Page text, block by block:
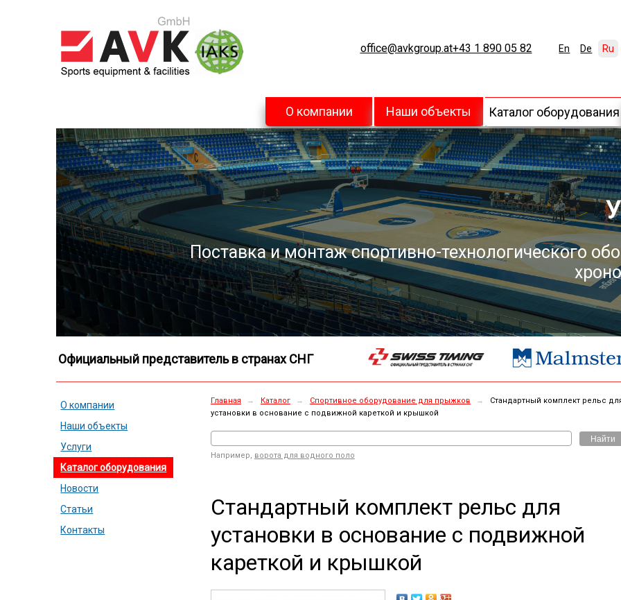
office@avkgroup.at+43 1 890 05 82 En De Ru
О компании Наши объекты Каталог оборудования
Поставка и монтаж спортивно-технологического
Официальный представитель в странах СНГ
О компании
Наши объекты
Услуги
Каталог оборудования
Новости
Статьи
Контакты
Главная → Каталог → Спортивное оборудование для прыжков →
Стандартный комплект рельс
установки в основание с подвижной кареткой и крышкой
Найти
Например, ворота для водного поло
Стандартный комплект рельс для
установки в основание с подвижной
кареткой и крышкой